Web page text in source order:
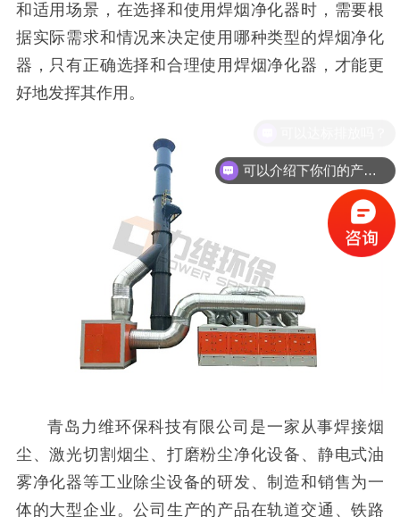
和适用场景，在选择和使用焊烟净化器时，需要根
据实际需求和情况来决定使用哪种类型的焊烟净化
器，只有正确选择和合理使用焊烟净化器，才能更
好地发挥其作用。
青岛力维环保科技有限公司是一家从事焊接烟
尘、激光切割烟尘、打磨粉尘净化设备、静电式油
雾净化器等工业除尘设备的研发、制造和销售为一
体的大型企业。公司生产的产品在轨道交通、铁路
可以介绍下你们的产品么？